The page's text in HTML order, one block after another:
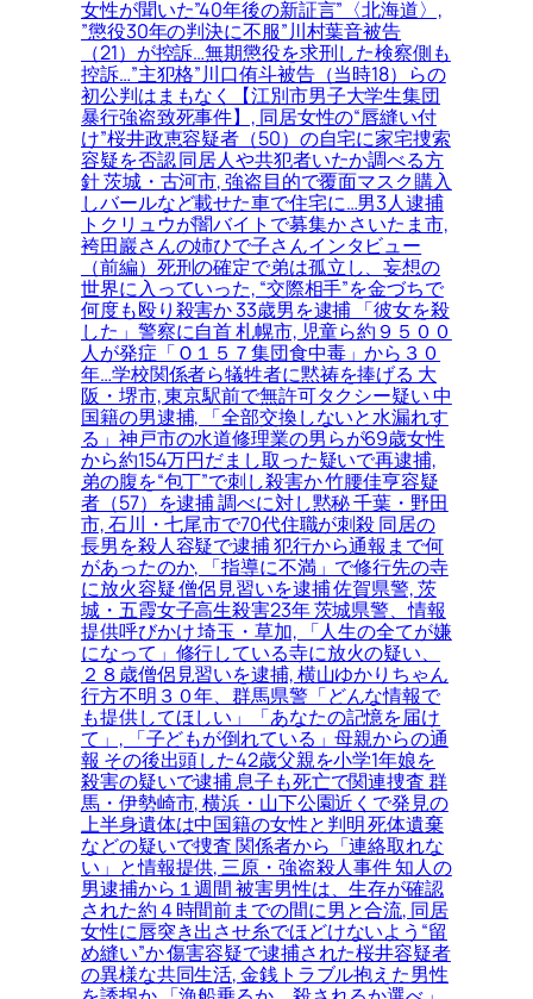
女性が聞いた”40年後の新証言”〈北海道〉,
”懲役30年の判決に不服”川村葉音被告
（21）が控訴…無期懲役を求刑した検察側も
控訴…”主犯格”川口侑斗被告（当時18）らの
初公判はまもなく【江別市男子大学生集団
暴行強盗致死事件】, 同居女性の“唇縫い付
け”桜井政恵容疑者（50）の自宅に家宅捜索
容疑を否認 同居人や共犯者いたか調べる方
針 茨城・古河市, 強盗目的で覆面マスク購入
しバールなど載せた車で住宅に…男3人逮捕
トクリュウが闇バイトで募集か さいたま市,
袴田巖さんの姉ひで子さんインタビュー
（前編）死刑の確定で弟は孤立し、妄想の
世界に入っていった, “交際相手”を金づちで
何度も殴り殺害か 33歳男を逮捕 「彼女を殺
した」警察に自首 札幌市, 児童ら約９５００
人が発症「Ｏ１５７集団食中毒」から３０
年…学校関係者ら犠牲者に黙祷を捧げる 大
阪・堺市, 東京駅前で無許可タクシー疑い 中
国籍の男逮捕, 「全部交換しないと水漏れす
る」神戸市の水道修理業の男らが69歳女性
から約154万円だまし取った疑いで再逮捕,
弟の腹を“包丁”で刺し殺害か 竹腰佳亨容疑
者（57）を逮捕 調べに対し黙秘 千葉・野田
市, 石川・七尾市で70代住職が刺殺 同居の
長男を殺人容疑で逮捕 犯行から通報まで何
があったのか, 「指導に不満」で修行先の寺
に放火容疑 僧侶見習いを逮捕 佐賀県警, 茨
城・五霞女子高生殺害23年 茨城県警、情報
提供呼びかけ 埼玉・草加, 「人生の全てが嫌
になって」修行している寺に放火の疑い、
２８歳僧侶見習いを逮捕, 横山ゆかりちゃん
行方不明３０年、群馬県警「どんな情報で
も提供してほしい」「あなたの記憶を届け
て」, 「子どもが倒れている」母親からの通
報 その後出頭した42歳父親を小学1年娘を
殺害の疑いで逮捕 息子も死亡で関連捜査 群
馬・伊勢崎市, 横浜・山下公園近くで発見の
上半身遺体は中国籍の女性と判明 死体遺棄
などの疑いで捜査 関係者から「連絡取れな
い」と情報提供, 三原・強盗殺人事件 知人の
男逮捕から１週間 被害男性は、生存が確認
された約４時間前までの間に男と合流, 同居
女性に唇突き出させ糸でほどけないよう“留
め縫い”か 傷害容疑で逮捕された桜井容疑者
の異様な共同生活, 金銭トラブル抱えた男性